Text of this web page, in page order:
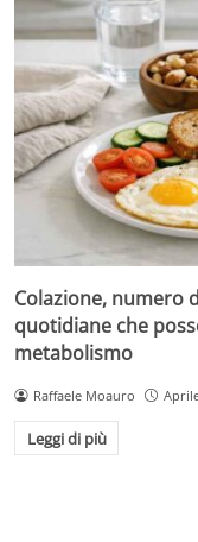
Colazione, numero
quotidiane che
metabolismo
Raffaele Moauro
Leggi di più